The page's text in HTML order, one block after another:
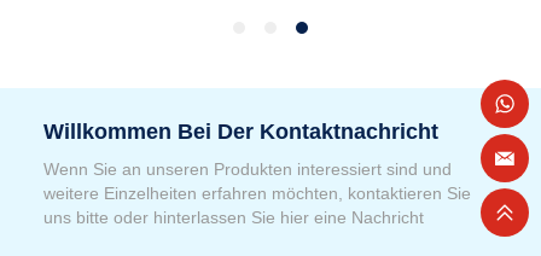
Willkommen Bei Der Kontaktnachricht
Wenn Sie an unseren Produkten interessiert sind und
weitere Einzelheiten erfahren möchten, kontaktieren Sie
uns bitte oder hinterlassen Sie hier eine Nachricht